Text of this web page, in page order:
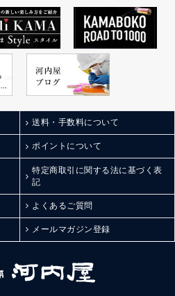
送料・手数料について
ポイントについて
特定商取引に関する法に基づく表
記
よくあるご質問
メールマガジン登録